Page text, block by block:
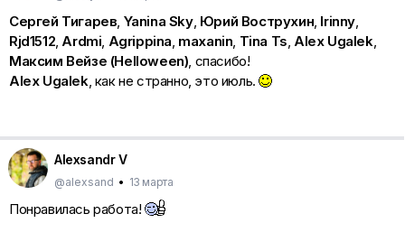
Сергей Тигарев, Yanina Sky, Юрий Вострухин, Irinny,
Rjd1512, Ardmi, Agrippina, maxanin, Tina Ts, Alex Ugalek,
Максим Вейзе (Helloween), спасибо!
Alex Ugalek, как не странно, это июль.
Alexsandr V
@alexsand • 13 марта
Понравилась работа!